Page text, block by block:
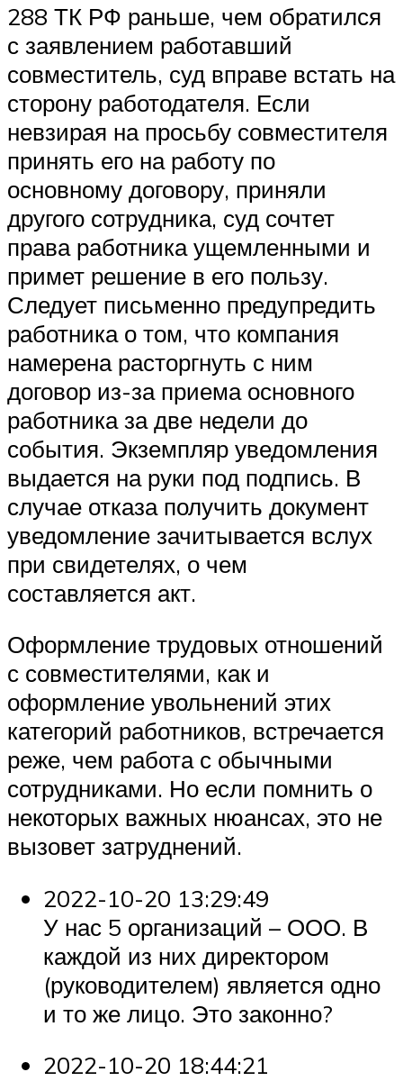
288 ТК РФ раньше, чем обратился
с заявлением работавший
совместитель, суд вправе встать на
сторону работодателя. Если
невзирая на просьбу совместителя
принять его на работу по
основному договору, приняли
другого сотрудника, суд сочтет
права работника ущемленными и
примет решение в его пользу.
Следует письменно предупредить
работника о том, что компания
намерена расторгнуть с ним
договор из-за приема основного
работника за две недели до
события. Экземпляр уведомления
выдается на руки под подпись. В
случае отказа получить документ
уведомление зачитывается вслух
при свидетелях, о чем
составляется акт.
Оформление трудовых отношений
с совместителями, как и
оформление увольнений этих
категорий работников, встречается
реже, чем работа с обычными
сотрудниками. Но если помнить о
некоторых важных нюансах, это не
вызовет затруднений.
2022-10-20 13:29:49
У нас 5 организаций – ООО. В
каждой из них директором
(руководителем) является одно
и то же лицо. Это законно?
2022-10-20 18:44:21